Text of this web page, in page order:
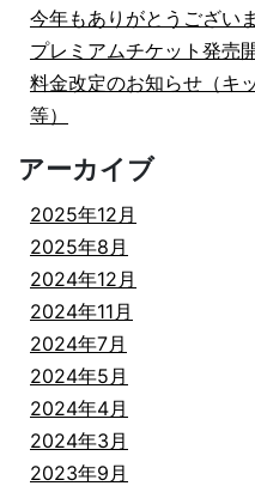
今年もありがとうござい
プレミアムチケット発売
料金改定のお知らせ（キ
等）
アーカイブ
2025年12月
2025年8月
2024年12月
2024年11月
2024年7月
2024年5月
2024年4月
2024年3月
2023年9月